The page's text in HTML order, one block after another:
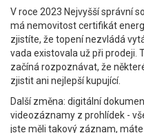
V roce 2023 Nejvyšší správní
má nemovitost certifikát
zjistíte, že topení nezvládá
vada existovala už při prodeji.
začíná rozpoznávat, že
zjistit ani nejlepší kupující.
Další změna: digitální
videozáznamy z prohlídek -
jste měli takový záznam,